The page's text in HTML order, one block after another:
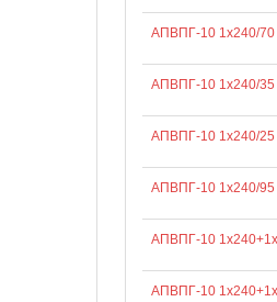
АПВПГ-10 1х240/70
АПВПГ-10 1х240/35
АПВПГ-10 1х240/25
АПВПГ-10 1х240/95
АПВПГ-10
АПВПГ-10